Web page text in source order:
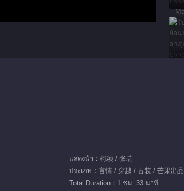
แสดงนำ：柯颖 / 张瑞
ประเภท：言情 / 穿越 / 古装 / 芒果出品
Total Duration：1 ชม. 33 นาที